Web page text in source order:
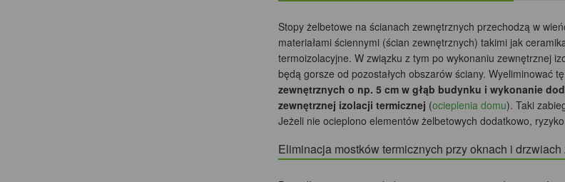
Stopy żelbetowe na ścianach zewnętrznych przechodzą w
materiałami ściennymi (ścian zewnętrznych) takimi jak
termoizolacyjne. W związku z tym po wykonaniu zewnętrznej
będą gorsze od pozostałych obszarów ściany. Wyeliminować
zewnętrznych o np. 5 cm w głąb budynku i wykonanie
zewnętrznej izolacji termicznej (ocieplenia domu). Taki
Jeżeli nie ocieplono elementów żelbetowych dodatkowo,
Eliminacja mostków termicznych przy oknach i